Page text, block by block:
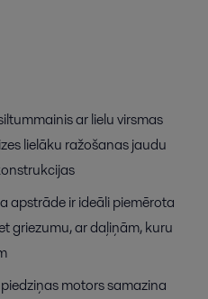
ar lielu virsmas
lielāku ražošanas jaudu
apstrāde ir ideāli piemērota
griezumu, ar daļiņām, kuru
motors samazina